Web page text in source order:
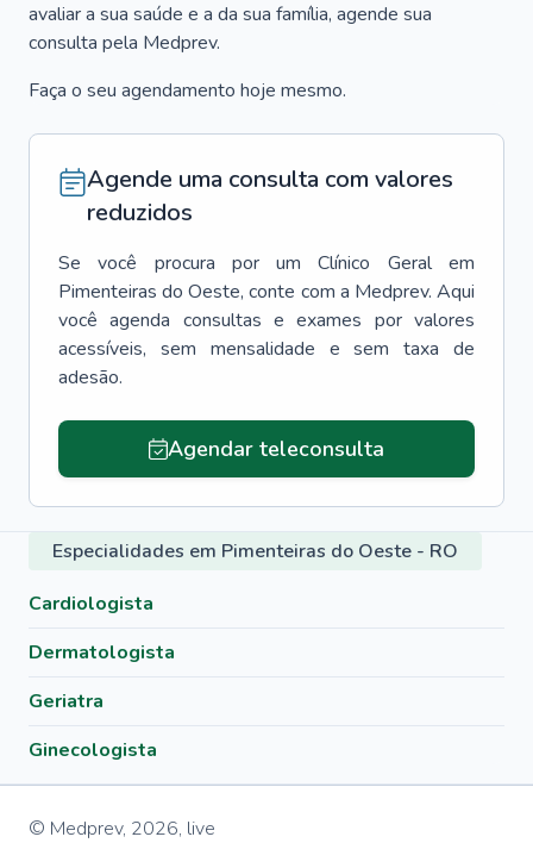
avaliar a sua saúde e a da sua família, agende sua
consulta pela Medprev.
Faça o seu agendamento hoje mesmo.
Agende uma consulta com valores
reduzidos
Se você procura por um Clínico Geral
em
Pimenteiras do Oeste, conte com a Medprev. Aqui
você agenda consultas e exames por valores
acessíveis, sem mensalidade e sem taxa de
adesão.
Agendar teleconsulta
Especialidades em Pimenteiras do Oeste - RO
Cardiologista
Dermatologista
Geriatra
Ginecologista
© Medprev, 2026, live